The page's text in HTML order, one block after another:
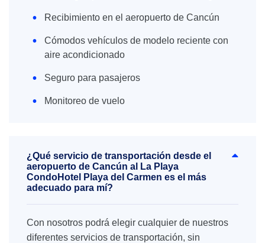
Recibimiento en el aeropuerto de Cancún
Cómodos vehículos de modelo reciente con
aire acondicionado
Seguro para pasajeros
Monitoreo de vuelo
¿Qué servicio de transportación desde el
aeropuerto de Cancún al La Playa
CondoHotel Playa del Carmen es el más
adecuado para mí?
Con nosotros podrá elegir cualquier de nuestros
diferentes servicios de transportación, sin